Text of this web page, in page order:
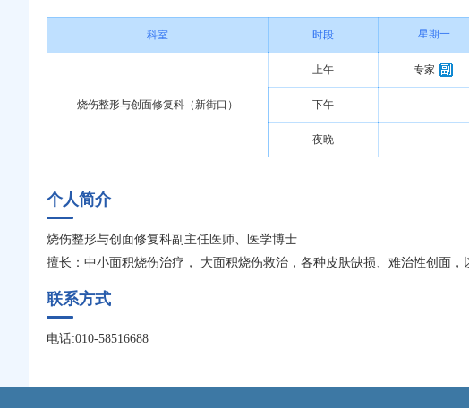
科室 时段 星期一
烧伤整形与创面修复科（新街口）
上午 专家
下午
夜晚
个人简介
烧伤整形与创面修复科副主任医师、医学博士
擅长：中小面积烧伤治疗， 大面积烧伤救治，各种皮肤缺损、难治性创面，
联系方式
电话:010-58516688